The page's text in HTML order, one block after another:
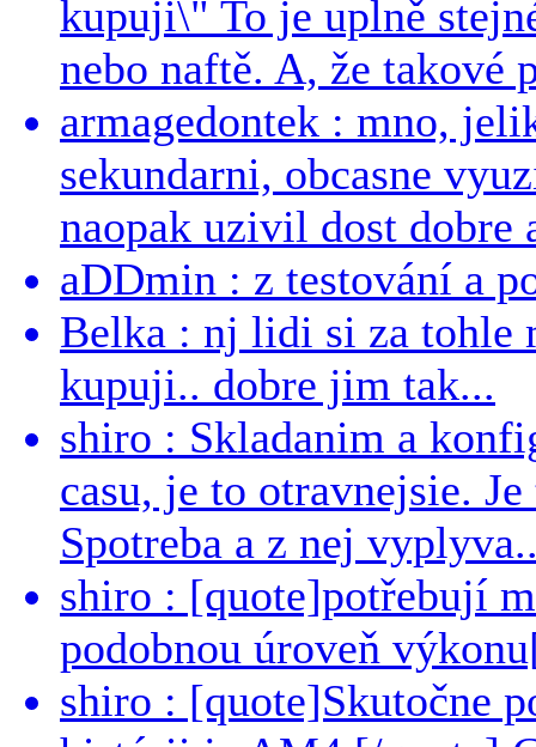
kupuji\" To je uplně
nebo naftě. A, že takové
armagedontek : mno,
sekundarni, obcasne
naopak uzivil dost dobre
aDDmin : z testování a
Belka : nj lidi si za tohle
kupuji.. dobre jim tak...
shiro : Skladanim a
casu, je to otravnejsie.
Spotreba a z nej
shiro : [quote]potřebují
podobnou úroveň
shiro : [quote]Skutočne